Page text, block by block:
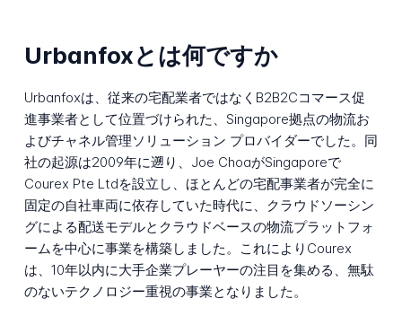
Urbanfoxとは何ですか
Urbanfoxは、従来の宅配業者ではなくB2B2Cコマース促
進事業者として位置づけられた、Singapore拠点の物流お
よびチャネル管理ソリューション プロバイダーでした。同
社の起源は2009年に遡り、Joe ChoaがSingaporeで
Courex Pte Ltdを設立し、ほとんどの宅配事業者が完全に
固定の自社車両に依存していた時代に、クラウドソーシン
グによる配送モデルとクラウドベースの物流プラットフォ
ームを中心に事業を構築しました。これによりCourex
は、10年以内に大手企業プレーヤーの注目を集める、無駄
のないテクノロジー重視の事業となりました。